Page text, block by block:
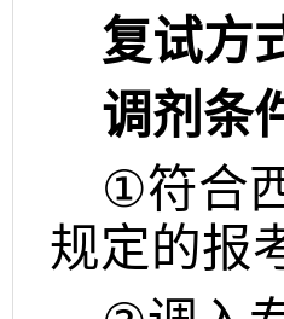
复试方
调剂条
①符合
规定的报